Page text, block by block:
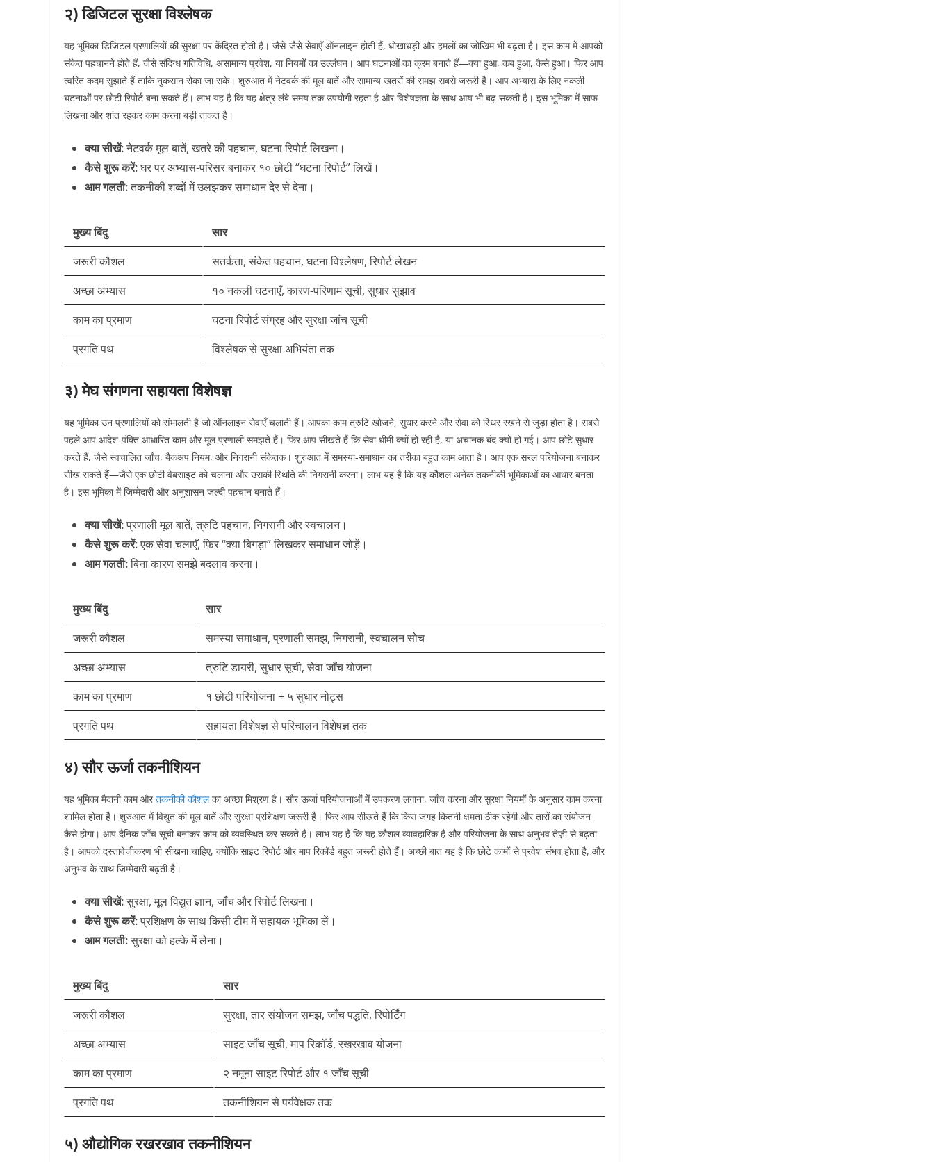
२) डिजिटल सुरक्षा विश्लेषक
यह भूमिका डिजिटल प्रणालियों की सुरक्षा पर केंद्रित होती है। जैसे-जैसे सेवाएँ ऑनलाइन होती हैं, धोखाधड़ी और हमलों का जोखिम भी बढ़ता है। इस काम में आपको
संकेत पहचानने होते हैं, जैसे संदिग्ध गतिविधि, असामान्य प्रवेश, या नियमों का उल्लंघन। आप घटनाओं का क्रम बनाते हैं—क्या हुआ, कब हुआ, कैसे हुआ। फिर आप
त्वरित कदम सुझाते हैं ताकि नुकसान रोका जा सके। शुरुआत में नेटवर्क की मूल बातें और सामान्य खतरों की समझ सबसे जरूरी है। आप अभ्यास के लिए नकली
घटनाओं पर छोटी रिपोर्ट बना सकते हैं। लाभ यह है कि यह क्षेत्र लंबे समय तक उपयोगी रहता है और विशेषज्ञता के साथ आय भी बढ़ सकती है। इस भूमिका में साफ
लिखना और शांत रहकर काम करना बड़ी ताकत है।
क्या सीखें:नेटवर्क मूल बातें, खतरे की पहचान, घटना रिपोर्ट लिखना।
कैसे शुरू करें:घर पर अभ्यास-परिसर बनाकर १० छोटी “घटना रिपोर्ट” लिखें।
आम गलती:तकनीकी शब्दों में उलझकर समाधान देर से देना।
मुख्य बिंदु
सार
जरूरी कौशल
सतर्कता, संकेत पहचान, घटना विश्लेषण, रिपोर्ट लेखन
अच्छा अभ्यास
१० नकली घटनाएँ, कारण-परिणाम सूची, सुधार सुझाव
काम का प्रमाण
घटना रिपोर्ट संग्रह और सुरक्षा जांच सूची
प्रगति पथ
विश्लेषक से सुरक्षा अभियंता तक
३) मेघ संगणना सहायता विशेषज्ञ
यह भूमिका उन प्रणालियों को संभालती है जो ऑनलाइन सेवाएँ चलाती हैं। आपका काम त्रुटि खोजने, सुधार करने और सेवा को स्थिर रखने से जुड़ा होता है। सबसे
पहले आप आदेश-पंक्ति आधारित काम और मूल प्रणाली समझते हैं। फिर आप सीखते हैं कि सेवा धीमी क्यों हो रही है, या अचानक बंद क्यों हो गई। आप छोटे सुधार
करते हैं, जैसे स्वचालित जाँच, बैकअप नियम, और निगरानी संकेतक। शुरुआत में समस्या-समाधान का तरीका बहुत काम आता है। आप एक सरल परियोजना बनाकर
सीख सकते हैं—जैसे एक छोटी वेबसाइट को चलाना और उसकी स्थिति की निगरानी करना। लाभ यह है कि यह कौशल अनेक तकनीकी भूमिकाओं का आधार बनता
है। इस भूमिका में जिम्मेदारी और अनुशासन जल्दी पहचान बनाते हैं।
क्या सीखें:प्रणाली मूल बातें, त्रुटि पहचान, निगरानी और स्वचालन।
कैसे शुरू करें:एक सेवा चलाएँ, फिर “क्या बिगड़ा” लिखकर समाधान जोड़ें।
आम गलती:बिना कारण समझे बदलाव करना।
मुख्य बिंदु
सार
जरूरी कौशल
समस्या समाधान, प्रणाली समझ, निगरानी, स्वचालन सोच
अच्छा अभ्यास
त्रुटि डायरी, सुधार सूची, सेवा जाँच योजना
काम का प्रमाण
१ छोटी परियोजना + ५ सुधार नोट्स
प्रगति पथ
सहायता विशेषज्ञ से परिचालन विशेषज्ञ तक
४) सौर ऊर्जा तकनीशियन
यह भूमिका मैदानी काम औरतकनीकी कौशलका अच्छा मिश्रण है। सौर ऊर्जा परियोजनाओं में उपकरण लगाना, जाँच करना और सुरक्षा नियमों के अनुसार काम करना
शामिल होता है। शुरुआत में विद्युत की मूल बातें और सुरक्षा प्रशिक्षण जरूरी है। फिर आप सीखते हैं कि किस जगह कितनी क्षमता ठीक रहेगी और तारों का संयोजन
कैसे होगा। आप दैनिक जाँच सूची बनाकर काम को व्यवस्थित कर सकते हैं। लाभ यह है कि यह कौशल व्यावहारिक है और परियोजना के साथ अनुभव तेज़ी से बढ़ता
है। आपको दस्तावेजीकरण भी सीखना चाहिए, क्योंकि साइट रिपोर्ट और माप रिकॉर्ड बहुत जरूरी होते हैं। अच्छी बात यह है कि छोटे कामों से प्रवेश संभव होता है, और
अनुभव के साथ जिम्मेदारी बढ़ती है।
क्या सीखें:सुरक्षा, मूल विद्युत ज्ञान, जाँच और रिपोर्ट लिखना।
कैसे शुरू करें:प्रशिक्षण के साथ किसी टीम में सहायक भूमिका लें।
आम गलती:सुरक्षा को हल्के में लेना।
मुख्य बिंदु
सार
जरूरी कौशल
सुरक्षा, तार संयोजन समझ, जाँच पद्धति, रिपोर्टिंग
अच्छा अभ्यास
साइट जाँच सूची, माप रिकॉर्ड, रखरखाव योजना
काम का प्रमाण
२ नमूना साइट रिपोर्ट और १ जाँच सूची
प्रगति पथ
तकनीशियन से पर्यवेक्षक तक
५) औद्योगिक रखरखाव तकनीशियन